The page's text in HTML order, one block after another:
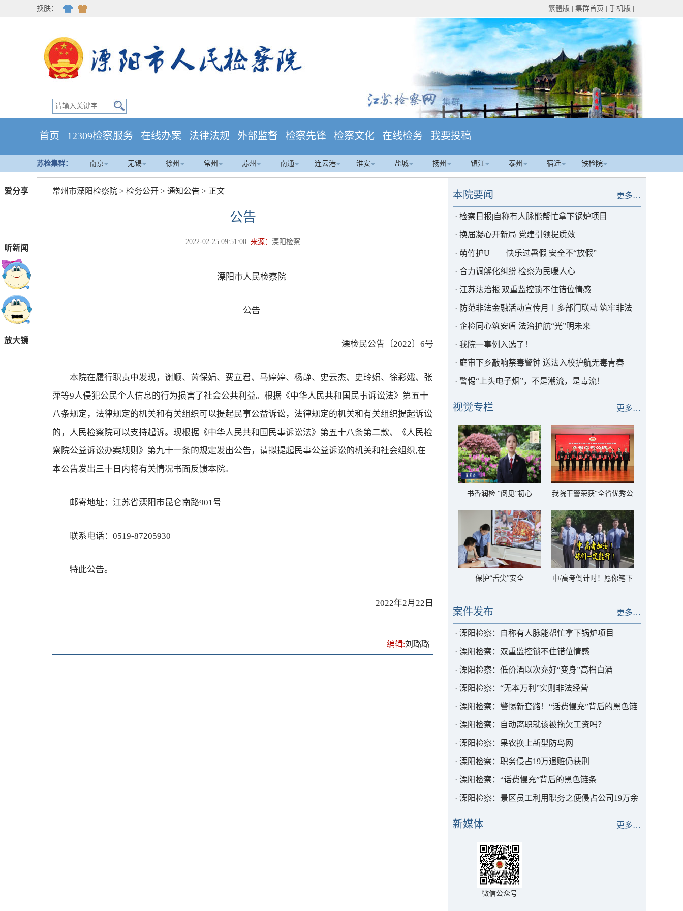
爱分享
听新闻
放大镜
换肤： 繁體版 集群首页 手机版
首页 12309检察服务 在线办案 法律法规 外部监督 检察先锋 检察文化 在线检务 我要投稿
苏检集群： 南京 无锡 徐州 常州 苏州 南通 连云港 淮安 盐城 扬州 镇江 泰州 宿迁 铁检院
常州市溧阳检察院 > 检务公开 > 通知公告 > 正文
公告
2022-02-25 09:51:00 来源： 溧阳检察
溧阳市人民检察院
公告
溧检民公告〔2022〕6号
本院在履行职责中发现，谢顺、芮保娟、费立君、马婷婷、杨静、史云杰、史玲娟、徐彩娥、张
萍等9人侵犯公民个人信息的行为损害了社会公共利益。根据《中华人民共和国民事诉讼法》第五十
八条规定，法律规定的机关和有关组织可以提起民事公益诉讼，法律规定的机关和有关组织提起诉讼
的，人民检察院可以支持起诉。现根据《中华人民共和国民事诉讼法》第五十八条第二款、《人民检
察院公益诉讼办案规则》第九十一条的规定发出公告，请拟提起民事公益诉讼的机关和社会组织,在
本公告发出三十日内将有关情况书面反馈本院。
邮寄地址：江苏省溧阳市昆仑南路901号
联系电话：0519-87205930
特此公告。
2022年2月22日
编辑:刘璐璐
更多…
本院要闻
· 检察日报|自称有人脉能帮忙拿下锅炉项目
· 换届凝心开新局 党建引领提质效
· 萌竹护U——快乐过暑假 安全不“放假”
· 合力调解化纠纷 检察为民暖人心
· 江苏法治报|双重监控锁不住错位情感
· 防范非法金融活动宣传月︱多部门联动 筑牢非法
集资“防护墙”
· 企检同心筑安盾 法治护航“光”明未来
· 我院一事例入选了！
· 庭审下乡敲响禁毒警钟 送法入校护航无毒青春
· 警惕“上头电子烟”，不是潮流，是毒流！
更多…
视觉专栏
书香润检 “阅见”初心
我院干警荣获“全省优秀公
保护“舌尖”安全
中/高考倒计时！愿你笔下
更多…
案件发布
· 溧阳检察：自称有人脉能帮忙拿下锅炉项目
· 溧阳检察：双重监控锁不住错位情感
· 溧阳检察：低价酒以次充好“变身”高档白酒
· 溧阳检察：“无本万利”实则非法经营
· 溧阳检察：警惕新套路！“话费慢充”背后的黑色链
条
· 溧阳检察：自动离职就该被拖欠工资吗？
· 溧阳检察：果农换上新型防鸟网
· 溧阳检察：职务侵占19万退赃仍获刑
· 溧阳检察：“话费慢充”背后的黑色链条
· 溧阳检察：景区员工利用职务之便侵占公司19万余
更多…
新媒体
微信公众号